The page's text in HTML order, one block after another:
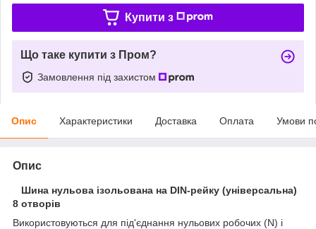
Купити з
Що таке купити з Пром?
Замовлення під захистом
Опис Характеристики Доставка Оплата Умови
Опис
Шина нульова ізольована на DIN-рейку (універсальна)
8 отворів
Використовуються для під'єднання нульових робочих (N) і